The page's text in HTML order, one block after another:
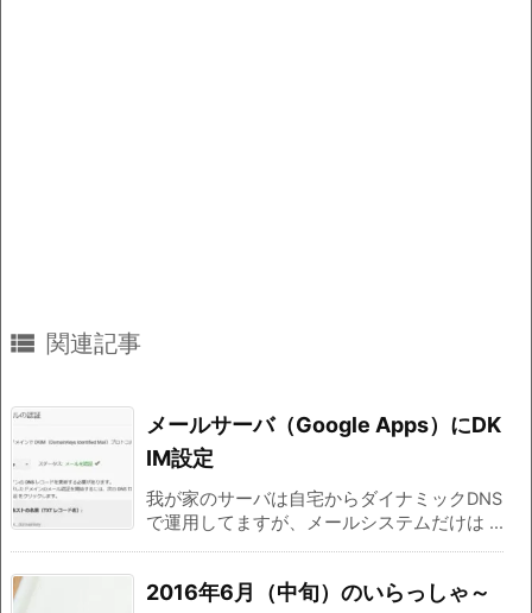
 関連記事
メールサーバ（Google Apps）にDK
IM設定
我が家のサーバは自宅からダイナミックDNS
で運用してますが、メールシステムだけは ...
2016年6月（中旬）のいらっしゃ～